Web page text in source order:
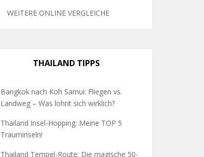
WEITERE ONLINE VERGLEICHE
THAILAND TIPPS
Bangkok nach Koh Samui: Fliegen vs.
Landweg – Was lohnt sich wirklich?
Thailand Insel-Hopping: Meine TOP 5
Trauminseln!
Thailand Tempel-Route: Die magische 50-